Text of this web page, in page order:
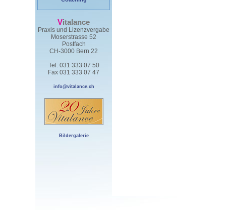
Vitalance
Praxis und Lizenzvergabe
Moserstrasse 52
Postfach
CH-3000 Bern 22
Tel. 031 333 07 50
Fax 031 333 07 47
info@vitalance.ch
Bildergalerie